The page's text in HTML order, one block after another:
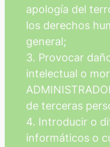
apología del
los derechos
general;
3. Provocar
intelectual o
de terceras
4. Introducir o
informáticos o